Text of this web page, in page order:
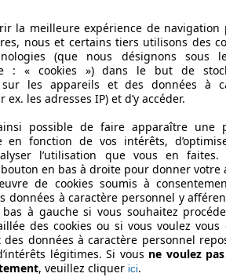
(combinées)*
la meilleure expérience de navigation
nous et certains tiers utilisons des
(que nous désignons sous
: « cookies ») dans le but de
sur les appareils et des données à
ex. les adresses IP) et d’y accéder.
possible de faire apparaître une
en fonction de vos intérêts,
l’utilisation que vous en faites.
en bas à droite pour donner votre
de cookies soumis à
données à caractère personnel y
à gauche si vous souhaitez
des cookies ou si vous voulez vous
données à caractère personnel
légitimes. Si vous ne voulez
, veuillez cliquer ici.